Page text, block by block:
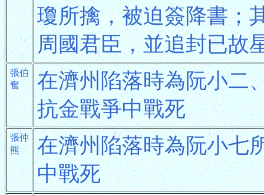
瓊所擒，被迫簽降書；
周國君臣，並追封已故
張伯
奮
在濟州陷落時為阮小二
抗金戰爭中戰死
張仲
熊
在濟州陷落時為阮小七
中戰死